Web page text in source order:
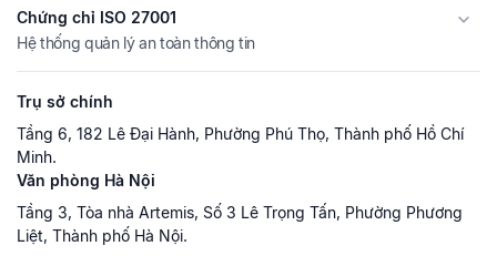
Chứng chỉ ISO 27001
Hệ thống quản lý an toàn thông tin
Trụ sở chính
Tầng 6, 182 Lê Đại Hành, Phường Phú Thọ, Thành phố Hồ Chí
Minh.
Văn phòng Hà Nội
Tầng 3, Tòa nhà Artemis, Số 3 Lê Trọng Tấn, Phường Phương
Liệt, Thành phố Hà Nội.